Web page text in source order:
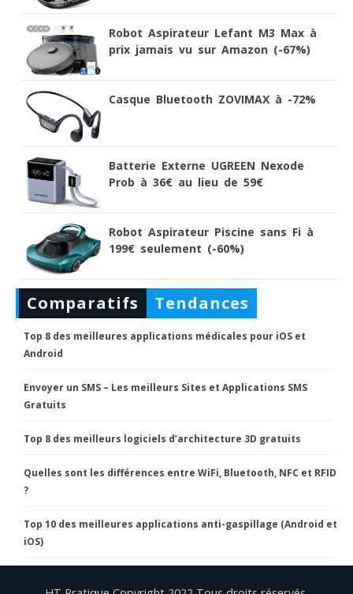
Robot Aspirateur Lefant M3 Max à
prix jamais vu sur Amazon (-67%)
Casque Bluetooth ZOVIMAX à -72%
Batterie Externe UGREEN Nexode
Prob à 36€ au lieu de 59€
Robot Aspirateur Piscine sans Fi à
199€ seulement (-60%)
Comparatifs Tendances
Top 8 des meilleures applications médicales pour iOS et
Android
Envoyer un SMS – Les meilleurs Sites et Applications SMS
Gratuits
Top 8 des meilleurs logiciels d’architecture 3D gratuits
Quelles sont les différences entre WiFi, Bluetooth, NFC et RFID
?
Top 10 des meilleures applications anti-gaspillage (Android et
iOS)